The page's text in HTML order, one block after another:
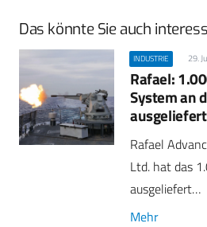
Das könnte Sie auch
INDUSTRIE 29.
Rafael:
System an
ausgeliefert
Rafael
Ltd. hat das
ausgeliefert…
Mehr